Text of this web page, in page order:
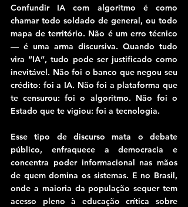
Confundir IA com algoritmo é como
chamar todo soldado de general, ou todo
mapa de território. Não é um erro técnico
— é uma arma discursiva. Quando tudo
vira “IA”, tudo pode ser justificado como
inevitável. Não foi o banco que negou seu
crédito: foi a IA. Não foi a plataforma que
te censurou: foi o algoritmo. Não foi o
Estado que te vigiou: foi a tecnologia.
Esse tipo de discurso mata o debate
público, enfraquece a democracia e
concentra poder informacional nas mãos
de quem domina os sistemas. E no Brasil,
onde a maioria da população sequer tem
acesso pleno à educação crítica sobre